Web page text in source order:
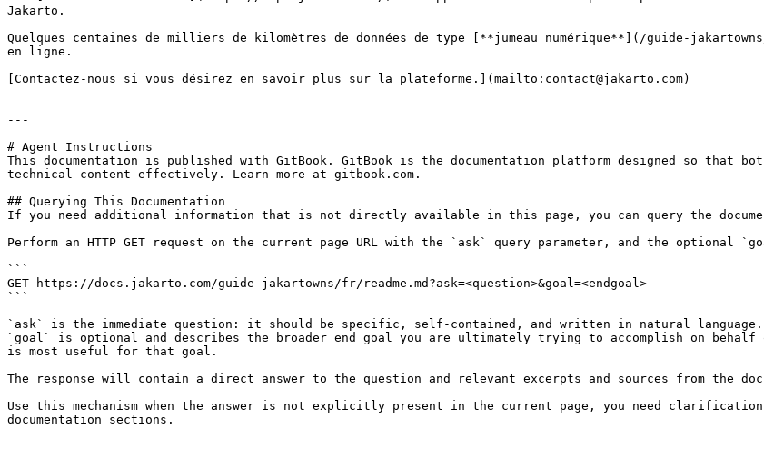
Jakarto.
Quelques centaines de milliers de kilomètres de données de type [**jumeau numérique**](/guide-
en ligne.
[Contactez-nous si vous désirez en savoir plus sur la plateforme.](mailto:contact@jakarto.com)
---
# Agent Instructions
This documentation is published with GitBook. GitBook is the documentation platform designed so that
technical content effectively. Learn more at gitbook.com.
## Querying This Documentation
If you need additional information that is not directly available in this page, you can query the
Perform an HTTP GET request on the current page URL with the `ask` query parameter, and the optional
```
GET https://docs.jakarto.com/guide-jakartowns/fr/readme.md?ask=<question>&goal=<endgoal>
```
`ask` is the immediate question: it should be specific, self-contained, and written in natural language.
`goal` is optional and describes the broader end goal you are ultimately trying to accomplish on
is most useful for that goal.
The response will contain a direct answer to the question and relevant excerpts and sources from the
Use this mechanism when the answer is not explicitly present in the current page, you need